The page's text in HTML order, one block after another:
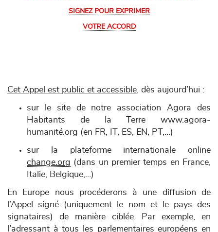
SIGNEZ POUR EXPRIMER
VOTRE ACCORD
Cet Appel est public et accessible, dès aujourd’hui :
sur le site de notre association Agora des
Habitants de la Terre www.agora-
humanité.org (en FR, IT, ES, EN, PT,…)
sur la plateforme internationale online
change.org (dans un premier temps en France,
Italie, Belgique,…)
En Europe nous procéderons à une diffusion de
l’Appel signé (uniquement le nom et le pays des
signataires) de manière ciblée. Par exemple, en
l’adressant à tous les parlementaires européens en